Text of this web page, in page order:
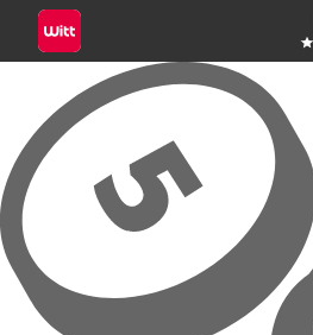
Přeskočit na hlavní obsah